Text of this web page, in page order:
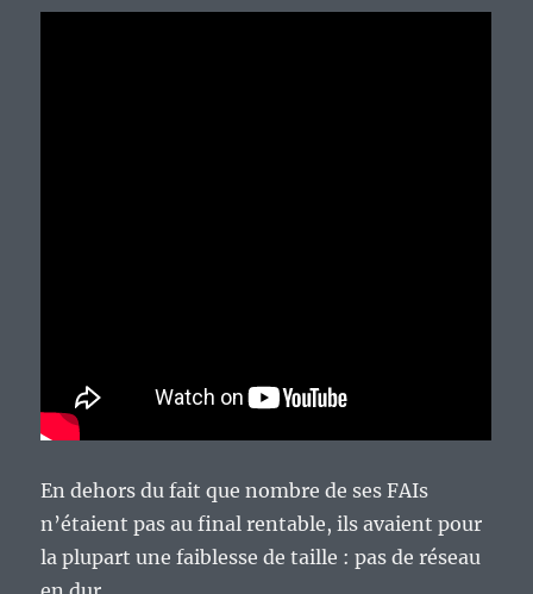
En dehors du fait que nombre de ses FAIs
n’étaient pas au final rentable, ils avaient pour
la plupart une faiblesse de taille : pas de réseau